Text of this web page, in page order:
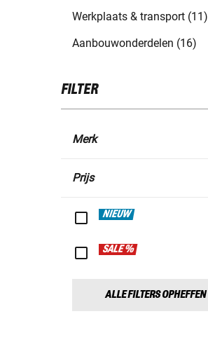
Werkplaats & transport (11)
Aanbouwonderdelen (16)
FILTER
Merk
Prijs
NIEUW
SALE %
ALLE FILTERS OPHEFFEN